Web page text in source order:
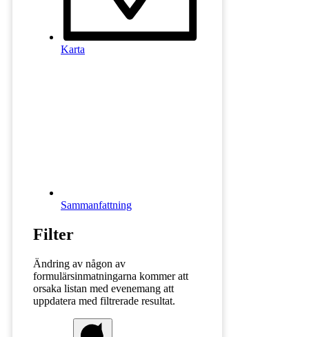
Karta
Sammanfattning
Filter
Ändring av någon av
formulärsinmatningarna kommer att
orsaka listan med evenemang att
uppdatera med filtrerade resultat.